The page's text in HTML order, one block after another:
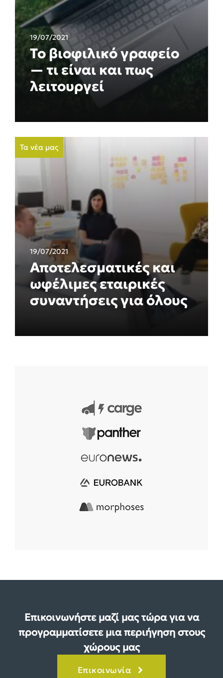
19/07/2021
Το βιοφιλικό γραφείο
— τι είναι και πως
λειτουργεί
Τα νέα μας
19/07/2021
Αποτελεσματικές και
ωφέλιμες εταιρικές
συναντήσεις για όλους
Επικοινωνήστε μαζί μας τώρα για να
προγραμματίσετε μια περιήγηση στους
χώρους μας
Επικοινωνία